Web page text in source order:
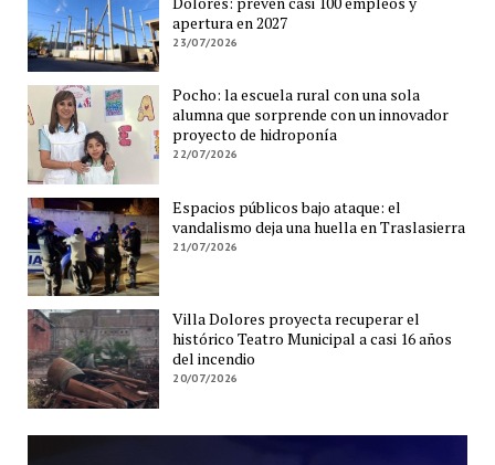
apertura en 2027
23/07/2026
Pocho: la escuela rural con una sola
alumna que sorprende con un innovador
proyecto de hidroponía
22/07/2026
Espacios públicos bajo ataque: el
vandalismo deja una huella en Traslasierra
21/07/2026
Villa Dolores proyecta recuperar el
histórico Teatro Municipal a casi 16 años
del incendio
20/07/2026